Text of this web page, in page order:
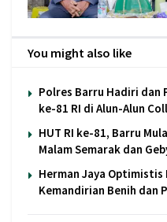
You might also like
Polres Barru Hadiri dan
ke-81 RI di Alun-Alun
HUT RI ke-81, Barru
Malam Semarak dan
Herman Jaya
Kemandirian Benih